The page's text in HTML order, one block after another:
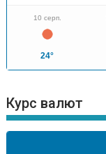
10 серп.
24°
Курс валют